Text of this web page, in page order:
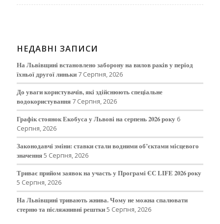
НЕДАВНІ ЗАПИСИ
На Львівщині встановлено заборону на вилов раків у період
їхньої другої линьки 7 Серпня, 2026
До уваги користувачів, які здійснюють спеціальне
водокористування 7 Серпня, 2026
Графік стоянок Екобуса у Львові на серпень 2026 року 6
Серпня, 2026
Законодавчі зміни: ставки стали водними об’єктами місцевого
значення5 Серпня, 2026
Триває прийом заявок на участь у Програмі ЄС LIFE 2026 року
5 Серпня, 2026
На Львівщині тривають жнива. Чому не можна спалювати
стерню та післяжнивні рештки5 Серпня, 2026